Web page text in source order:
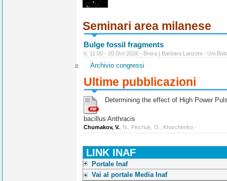
Seminari area milanese
Bulge fossil fragments
h. 11:00 - 20 Oct 2026 - Brera | Barbara Lanzoni - Uni
Archivio congressi
Ultime pubblicazioni
Determining the effect of High Power
bacillus Anthracis
Chumakov, V. , N., Pinchuk, O., Kharchenko -
LINK INAF
Portale Inaf
Vai al portale Media Inaf